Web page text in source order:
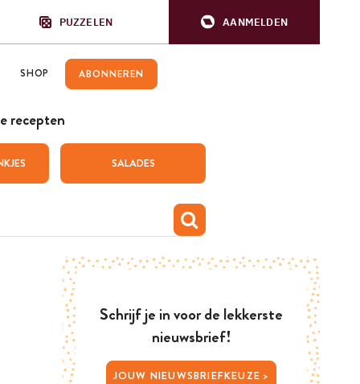
PUZZELEN AANMELDEN
SHOP ABONNEREN
recepten
SALADES
Schrijf je in voor de lekkerste
nieuwsbrief!
JOUW NIEUWSBRIEFKEUZE >